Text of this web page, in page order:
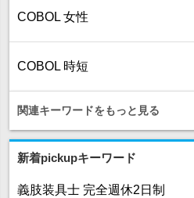
COBOL 女性
COBOL 時短
関連キーワードをもっと見る
新着pickupキーワード
義肢装具士 完全週休2日制